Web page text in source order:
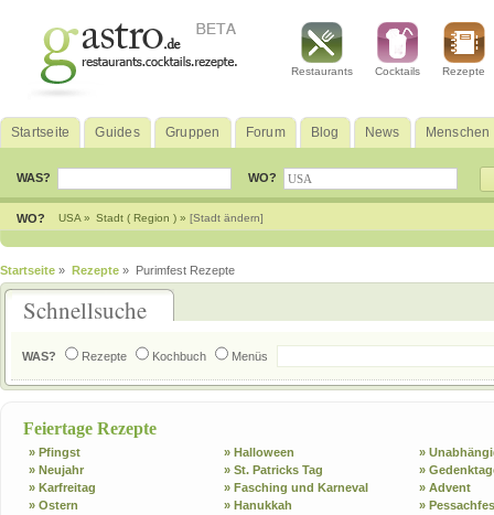
Restaurants Cocktails Rezepte
Startseite Guides Gruppen Forum Blog News Menschen
WAS? WO?
WO? USA » Stadt ( Region ) » [Stadt ändern]
Startseite » Rezepte » Purimfest Rezepte
Schnellsuche
WAS? Rezepte Kochbuch Menüs
Feiertage Rezepte
» Pfingst » Halloween
»
» Neujahr
» St. Patricks Tag
»
» Karfreitag
» Fasching und Karneval
» Advent
» Ostern
» Hanukkah
»